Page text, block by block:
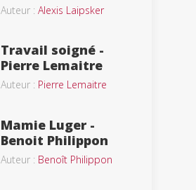
Auteur : Alexis Laipsker
Travail soigné -
Pierre Lemaitre
Auteur : Pierre Lemaitre
Mamie Luger -
Benoit Philippon
Auteur : Benoît Philippon